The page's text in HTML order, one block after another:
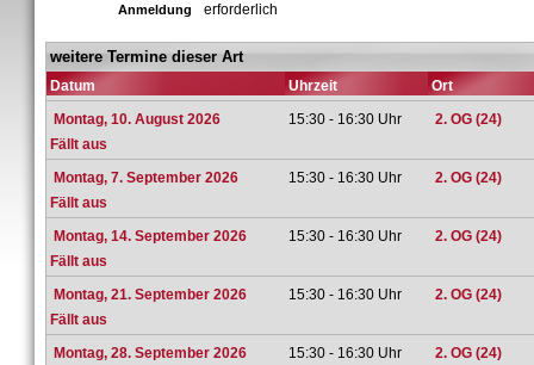
Anmeldung erforderlich
weitere Termine dieser Art
Datum Uhrzeit
Ort
Montag, 10. August 2026
Fällt aus
15:30 - 16:30 Uhr 2. OG (24)
Montag, 7. September 2026
Fällt aus
15:30 - 16:30 Uhr 2. OG (24)
Montag, 14. September 2026
Fällt aus
15:30 - 16:30 Uhr 2. OG (24)
Montag, 21. September 2026
Fällt aus
15:30 - 16:30 Uhr 2. OG (24)
Montag, 28. September 2026 15:30 - 16:30 Uhr 2. OG (24)